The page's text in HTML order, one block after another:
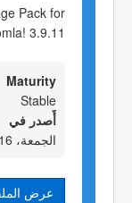
Pack for
3.9.11
Maturity
Stable
أٌصدر في
الجمعة، 16 آب/أغسطس 2019 09:00
عرض